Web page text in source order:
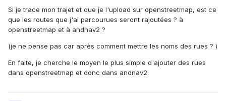
Si je trace mon trajet et que je l'upload sur openstreetmap, est ce
que les routes que j'ai parcourues seront rajoutées ? à
openstreetmap et à andnav2 ?
(je ne pense pas car après comment mettre les noms des rues ? )
En faite, je cherche le moyen le plus simple d'ajouter des rues
dans openstreetmap et donc dans andnav2.